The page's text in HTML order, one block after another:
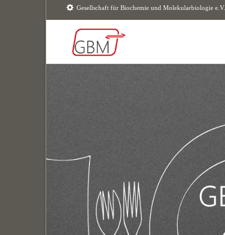
Gesellschaft für Biochemie und Molekularbiologie e.V.
SUCHEN